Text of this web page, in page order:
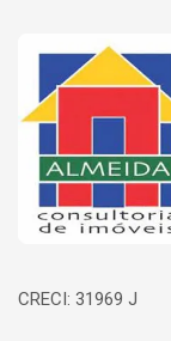
Página inicial
CRECI: 31969 J